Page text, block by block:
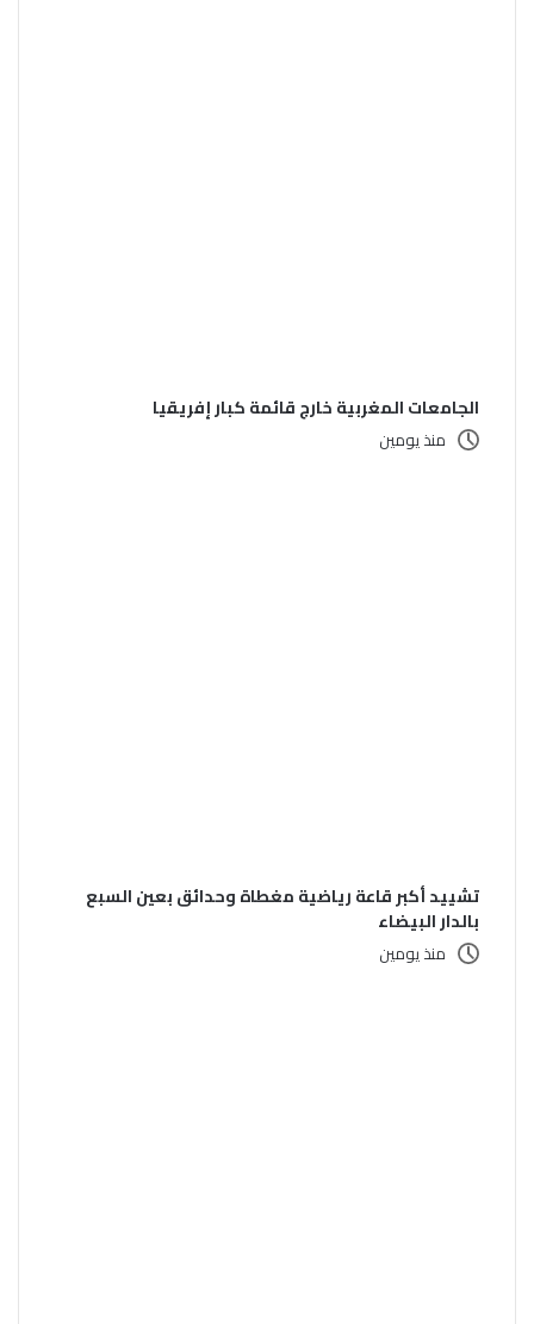
الجامعات المغربية خارج قائمة كبار إفريقيا
منذ يومين
تشييد أكبر قاعة رياضية مغطاة وحدائق بعين السبع
بالدار البيضاء
منذ يومين